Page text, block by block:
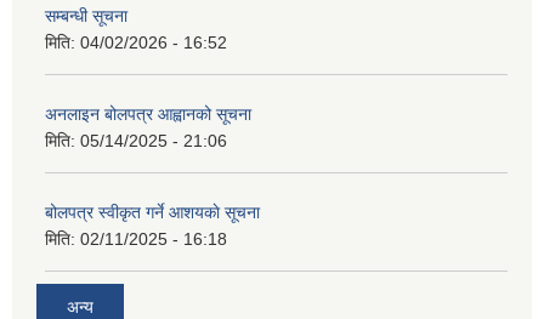
सम्बन्धी सूचना
मिति: 04/02/2026 - 16:52
अनलाइन बोलपत्र आह्वानको सूचना
मिति: 05/14/2025 - 21:06
बोलपत्र स्वीकृत गर्ने आशयकाे सूचना
मिति: 02/11/2025 - 16:18
अन्य